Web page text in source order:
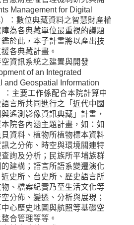
Management for Digital
：數位典藏資料之智慧財產權
為各典藏單位最重視的議題
於此，本子計畫將以產出技
各典藏計畫。
資訊系統之建置與開發
of an Integrated
and Geospatial Information
：主要工作係配合本院計算中
言所共同進行之「近代中國
遙測影像資訊典藏」計畫，
本院各內涵主題計畫，如：如
資料、植物所植物標本資料
之分佈、時空與環境關連特
詢及分析；民族所平埔族群
建構；語言所語系變遷演化
史所、台史所、歷史語言所
、檔案紀實乃至生活文化等
分佈、變遷、分析與展現；
心歷史地圖與航照等基礎空
合管理等等。